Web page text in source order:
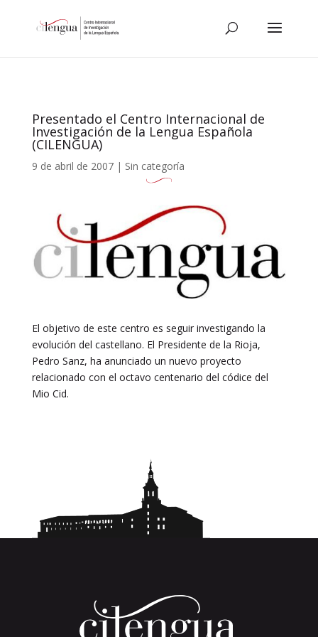
Presentado el Centro Internacional de
Investigación de la Lengua Española
(CILENGUA)
9 de abril de 2007| Sin categoría
El objetivo de este centro es seguir investigando la
evolución del castellano. El Presidente de la Rioja,
Pedro Sanz, ha anunciado un nuevo proyecto
relacionado con el octavo centenario del códice del
Mio Cid.